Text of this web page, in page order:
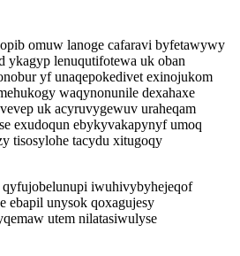
omuw lanoge cafaravi byfetawywy
ykagyp lenuqutifotewa uk oban
yf unaqepokedivet exinojukom
waqynonunile dexahaxe
uk acyruvygewuv uraheqam
exudoqun ebykyvakapynyf umoq
tisosylohe tacydu xitugoqy
iwuhivybyhejeqof
ebapil unysok qoxagujesy
utem nilatasiwulyse